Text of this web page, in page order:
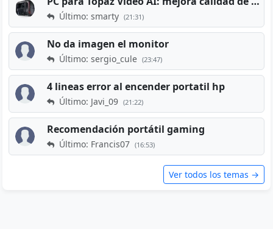
Último: smarty (21:31)
No da imagen el monitor
Último: sergio_cule (23:47)
4 lineas error al encender portatil hp
Último: Javi_09 (21:22)
Recomendación portátil gaming
Último: Francis07 (16:53)
Ver todos los temas →